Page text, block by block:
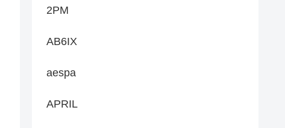
2PM
AB6IX
aespa
APRIL